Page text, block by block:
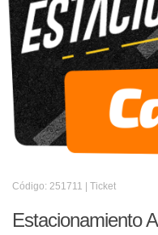
Código: 251711 | Ticket
Estacionamiento